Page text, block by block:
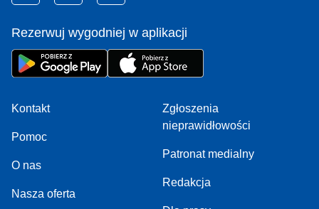
Rezerwuj wygodniej w aplikacji
Kontakt
Pomoc
O nas
Nasza oferta
Zgłoszenia
nieprawidłowości
Patronat medialny
Redakcja